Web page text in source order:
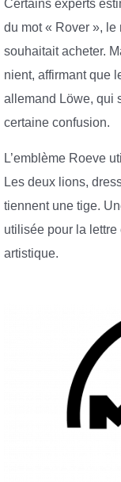
Certains experts
du mot « Rover », le
souhaitait acheter.
nient, affirmant que
allemand Löwe, qui
certaine confusion.
L’emblème Roeve
Les deux lions,
tiennent une tige.
utilisée pour la lettre
artistique.